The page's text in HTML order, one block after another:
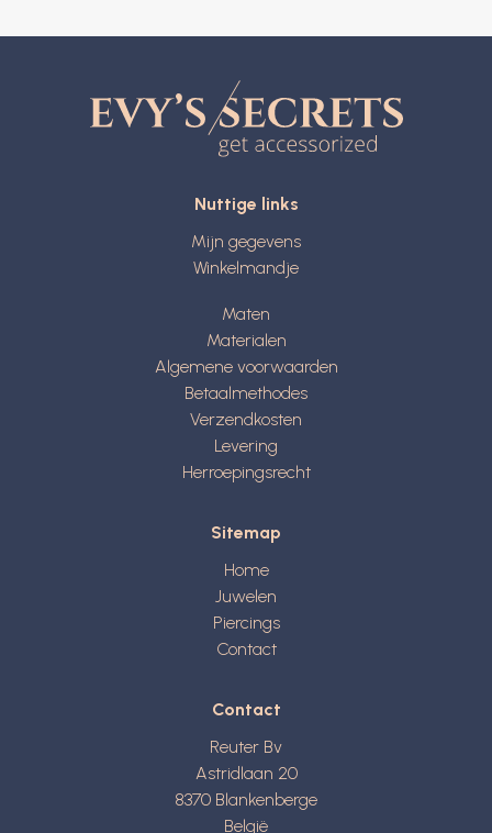
Nuttige links
Mijn gegevens
Winkelmandje
Maten
Materialen
Algemene voorwaarden
Betaalmethodes
Verzendkosten
Levering
Herroepingsrecht
Sitemap
Home
Juwelen
Piercings
Contact
Contact
Reuter Bv
Astridlaan 20
8370 Blankenberge
België